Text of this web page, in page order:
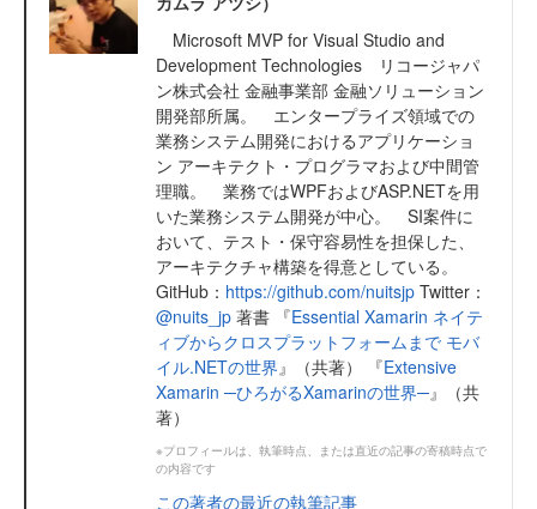
Microsoft MVP for Visual Studio and
Development Technologies リコージャパ
ン株式会社 金融事業部 金融ソリューション
開発部所属。 エンタープライズ領域での
業務システム開発におけるアプリケーショ
ン アーキテクト・プログラマおよび中間管
理職。 業務ではWPFおよびASP.NETを用
いた業務システム開発が中心。 SI案件に
おいて、テスト・保守容易性を担保した、
アーキテクチャ構築を得意としている。
GitHub： https://github.com/nuitsjp Twitter：
@nuits_jp 著書 『Essential Xamarin ネイテ
ィブからクロスプラットフォームまで モバ
イル.NETの世界』（共著） 『Extensive
Xamarin ─ひろがるXamarinの世界─』（共
著）
※プロフィールは、執筆時点、または直近の記事の寄稿時点で
の内容です
この著者の最近の執筆記事